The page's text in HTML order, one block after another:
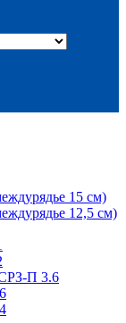
15 см)
12,5 см)
СРЗ-П 3.6